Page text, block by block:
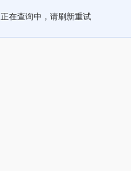
正在查询中，请刷新重试